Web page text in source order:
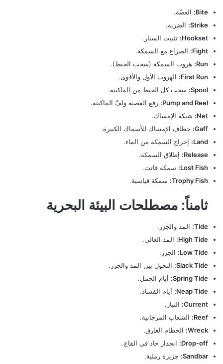
Bite:
العضّة.
Strike: الضربة.
Hookset: تثبيت السنار.
Fight:
الصراع مع السمكة.
Run:
هروب السمكة (سحب الخيط).
First Run:
الهروب الأول والأقوى.
Spool: سحب كل الخيط من الماكينة.
Pump and Reel: رفع القصبة ولفّ الماكينة.
Net:
شبكة الإمساك.
Gaff: خطاف الإمساك للأسماك الكبيرة.
Land:
إخراج السمكة من الماء.
Release:
إطلاق السمكة.
Lost Fish:
سمكة فاتت.
Trophy Fish: سمكة قياسية.
ثامناً: مصطلحات البيئة البحرية
Tide: المد والجزر.
High Tide:
المد العالي.
Low Tide:
الجزر.
Slack Tide: التحول بين المد والجزر.
Spring Tide: أيام الحمل.
Neap Tide:
أيام الفساد.
Current: التيار.
Reef:
الشعاب المرجانية.
Wreck: الحطام الغارق.
Drop-off:
انحدار حاد في القاع.
Sandbar: جزيرة رملية.